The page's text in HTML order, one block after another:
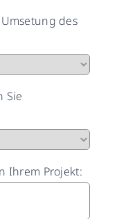
des
Sie
Ihrem Projekt: